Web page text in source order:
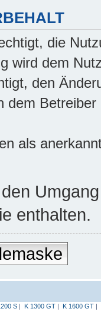
die
wird dem
den
dem
als
enthalten.
S| K 1300 GT| K 1600 GT|